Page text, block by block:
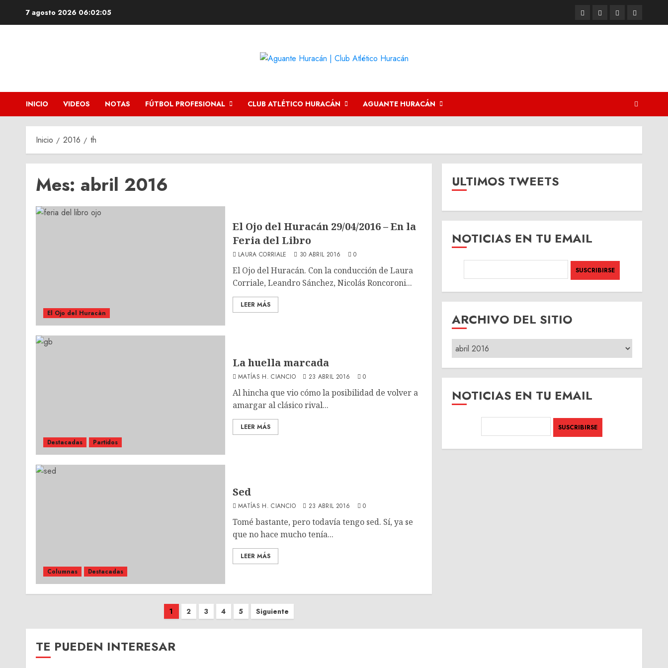
7 agosto 2026 06:02:06 TwitterYoutubeFacebookInstagram
INICIO VIDEOS NOTAS FÚTBOL PROFESIONAL CLUB ATLÉTICO HURACÁN AGUANTE HURACÁN
Inicio 2016 th
Mes: abril 2016
El Ojo del Huracàn
El Ojo del Huracán 29/04/2016 – En la
Feria del Libro
LAURA CORRIALE 30 ABRIL 2016 0
El Ojo del Huracán. Con la conducción de Laura
Corriale, Leandro Sánchez, Nicolás Roncoroni...
LEER MÁS
Destacadas Partidos
La huella marcada
MATÍAS H. CIANCIO 23 ABRIL 2016 0
Al hincha que vio cómo la posibilidad de volver a
amargar al clásico rival...
LEER MÁS
Columnas Destacadas
Sed
MATÍAS H. CIANCIO 23 ABRIL 2016 0
Tomé bastante, pero todavía tengo sed. Sí, ya se
que no hace mucho tenía...
LEER MÁS
de
entradas
1 2 3 4 5 Siguiente
ULTIMOS TWEETS
NOTICIAS EN TU EMAIL
ARCHIVO DEL SITIO
ARCHIVO
DEL
SITIO
NOTICIAS EN TU EMAIL
TE PUEDEN INTERESAR